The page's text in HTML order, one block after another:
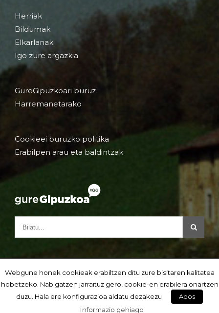
Herriak
Bildumak
Elkarlanak
Igo zure argazkia
GureGipuzkoari buruz
Harremanetarako
Cookieei buruzko politika
Erabilpen arau eta baldintzak
Webgune honek cookieak erabiltzen ditu zure bisitaren kalitatea
hobetzeko. Nabigatzen jarraituz gero, cookie-en erabilera onartzen
duzu. Hala ere konfigurazioa aldatu dezakezu .
Ados
Informazio gehiago